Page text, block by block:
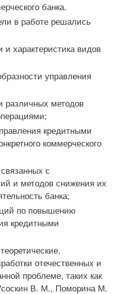
банка.
в работе решались
характеристика видов
управления
различных методов
кредитными
коммерческого
с
и методов снижения их
банка;
по повышению
кредитными
отечественных и
проблеме, таких как
В. М., Поморина М.